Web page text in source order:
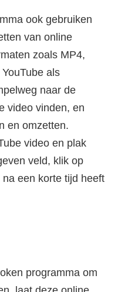
ook gebruiken
van online
zoals MP4,
als
naar de
video vinden, en
en omzetten.
video en plak
veld, klik op
na een korte tijd heeft
programma om